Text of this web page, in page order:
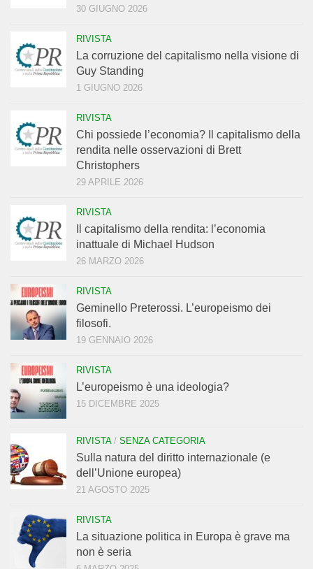
30 GIUGNO 2026
RIVISTA
La corruzione del capitalismo nella visione di
Guy Standing
1 GIUGNO 2026
RIVISTA
Chi possiede l’economia? Il capitalismo della
rendita nelle osservazioni di Brett
Christophers
29 APRILE 2026
RIVISTA
Il capitalismo della rendita: l’economia
inattuale di Michael Hudson
26 MARZO 2026
RIVISTA
Geminello Preterossi. L’europeismo dei
filosofi.
19 GENNAIO 2026
RIVISTA
L’europeismo è una ideologia?
15 DICEMBRE 2025
RIVISTA/ SENZA CATEGORIA
Sulla natura del diritto internazionale (e
dell’Unione europea)
21 AGOSTO 2025
RIVISTA
La situazione politica in Europa è grave ma
non è seria